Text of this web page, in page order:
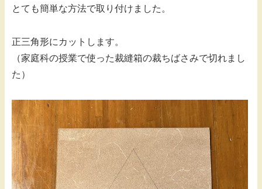
とても簡単な方法で取り付けました。
正三角形にカットします。
（家庭科の授業で使った裁縫箱の裁ちばさみで切れまし
た）